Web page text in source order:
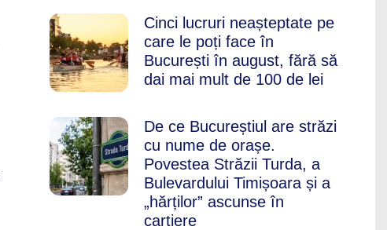
Cinci lucruri neașteptate pe
care le poți face în
București în august, fără să
dai mai mult de 100 de lei
De ce Bucureștiul are străzi
cu nume de orașe.
Povestea Străzii Turda, a
Bulevardului Timișoara și a
„hărților” ascunse în
cartiere